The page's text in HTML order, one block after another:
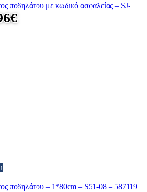
ποδηλάτου με κωδικό ασφαλείας – SJ-
€
ποδηλάτου – 1*80cm – S51-08 – 587119